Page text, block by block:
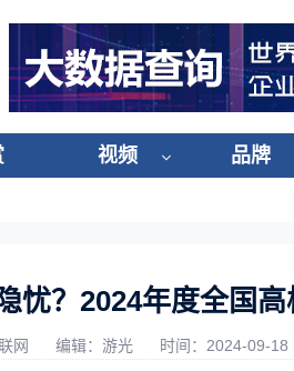
视频 品牌
忧？2024年度全国
网 编辑：游光 时间：2024-09-18